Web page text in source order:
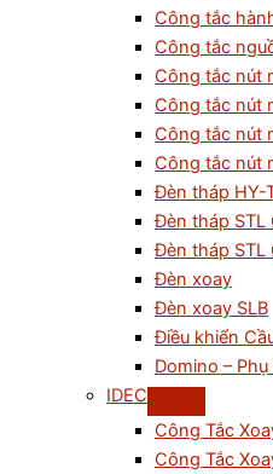
Công tắc
Công tắc
Công tắc nút
Công tắc nút
Công tắc nút
Công tắc nút
Đèn tháp HY-
Đèn tháp STL
Đèn tháp STL
Đèn xoay
Đèn xoay SLB
Điều khiển
Domino –
IDEC
Công Tắc
Công Tắc